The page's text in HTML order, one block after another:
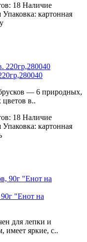
18 Наличие
Упаковка: картонная
— 6 природных,
в..
18 Наличие
Упаковка: картонная
"Енот на
для лепки и
имеет яркие, с..